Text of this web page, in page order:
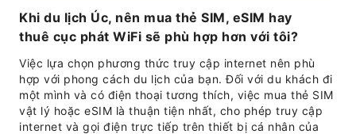
Khi du lịch Úc, nên mua thẻ SIM, eSIM hay
thuê cục phát WiFi sẽ phù hợp hơn với tôi?
Việc lựa chọn phương thức truy cập internet nên phù
hợp với phong cách du lịch của bạn. Đối với du khách đi
một mình và có điện thoại tương thích, việc mua thẻ SIM
vật lý hoặc eSIM là thuận tiện nhất, cho phép truy cập
internet và gọi điện trực tiếp trên thiết bị cá nhân của